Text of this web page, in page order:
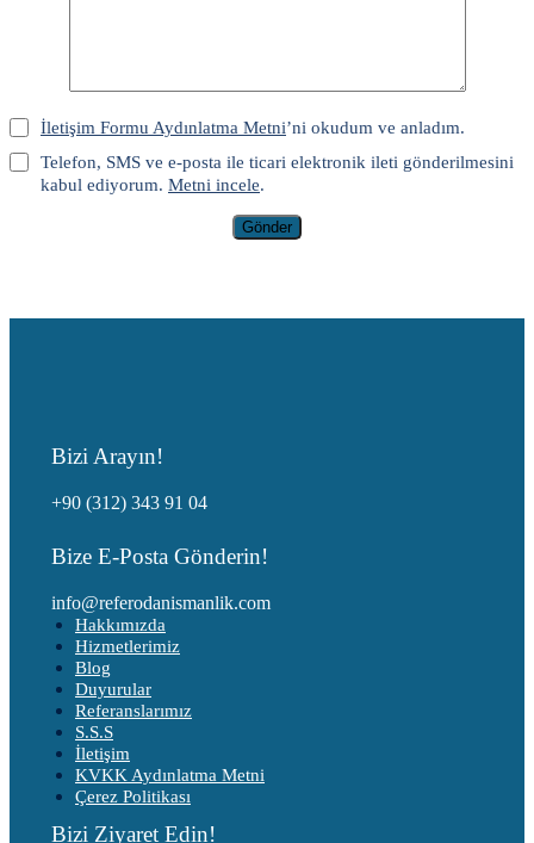
İletişim Formu Aydınlatma Metni’ni okudum ve anladım.
Telefon, SMS ve e-posta ile ticari elektronik ileti gönderilmesini
kabul ediyorum. Metni incele.
Gönder
Bizi Arayın!
+90 (312) 343 91 04
Bize E-Posta Gönderin!
info@referodanismanlik.com
Hakkımızda
Hizmetlerimiz
Blog
Duyurular
Referanslarımız
S.S.S
İletişim
KVKK Aydınlatma Metni
Çerez Politikası
Bizi Ziyaret Edin!